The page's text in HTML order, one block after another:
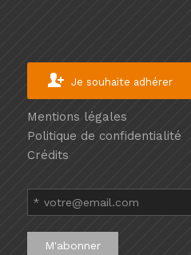
Je souhaite adhérer
Mentions légales
Politique de confidentialité
Crédits